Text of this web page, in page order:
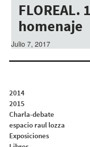
FLOREAL.
homenaje
Julio 7, 2017
2014
2015
Charla-debate
espacio raul lozza
Exposiciones